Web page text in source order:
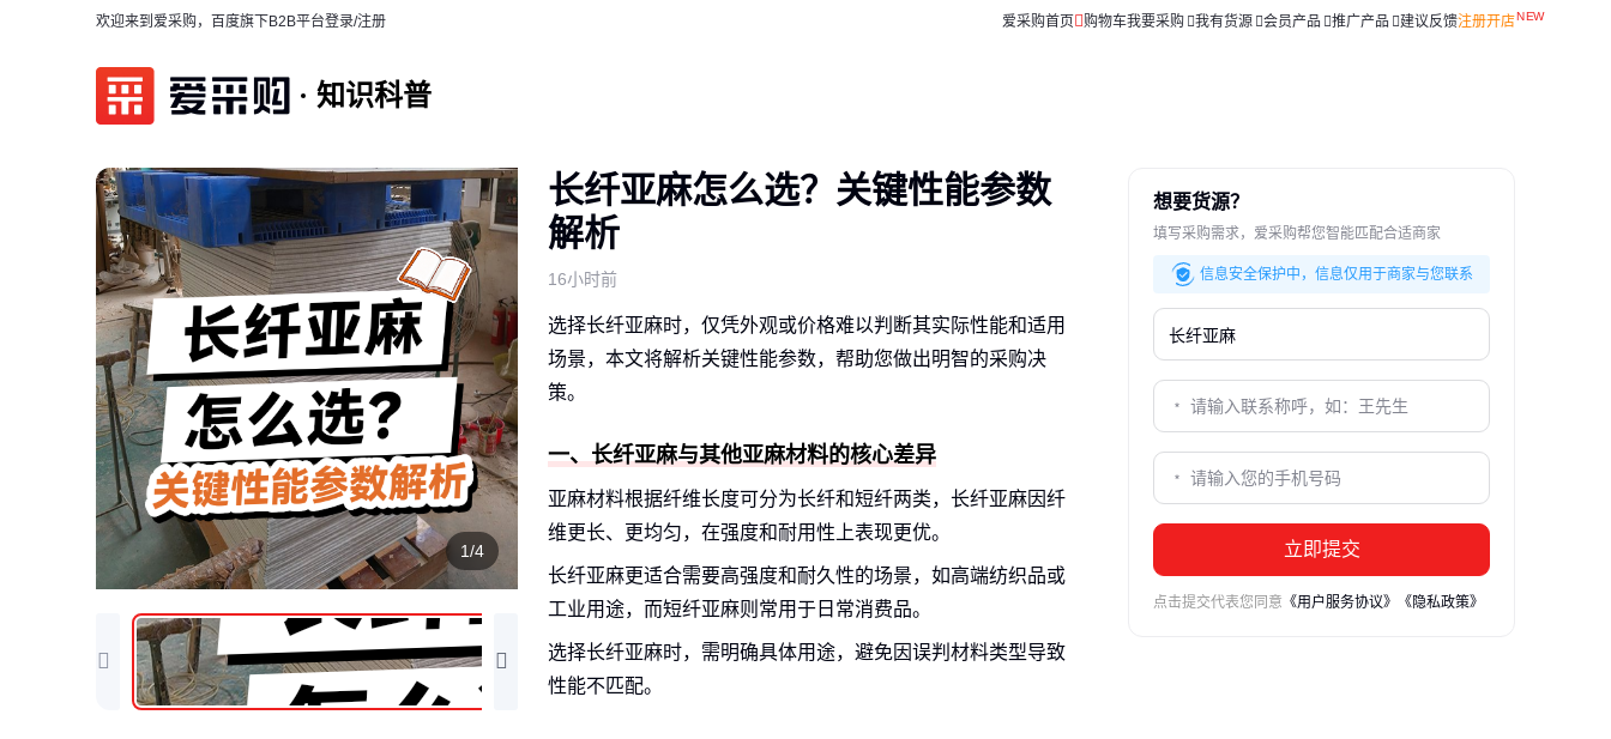
欢迎来到爱采购，百度旗下B2B平台登录/注册 爱采购首页 购物车我要采购 我有货源 会员产品 推广产品 建议反馈注册开店
知识科普
1/4
长纤亚麻怎么选？关键性能参数
解析
16小时前
选择长纤亚麻时，仅凭外观或价格难以判断其实际性能和适用
场景，本文将解析关键性能参数，帮助您做出明智的采购决
策。
一、长纤亚麻与其他亚麻材料的核心差异
亚麻材料根据纤维长度可分为长纤和短纤两类，长纤亚麻因纤
维更长、更均匀，在强度和耐用性上表现更优。
长纤亚麻更适合需要高强度和耐久性的场景，如高端纺织品或
工业用途，而短纤亚麻则常用于日常消费品。
选择长纤亚麻时，需明确具体用途，避免因误判材料类型导致
性能不匹配。
想要货源？
填写采购需求，爱采购帮您智能匹配合适商家
信息安全保护中，信息仅用于商家与您联系
立即提交
点击提交代表您同意 《用户服务协议》 《隐私政策》